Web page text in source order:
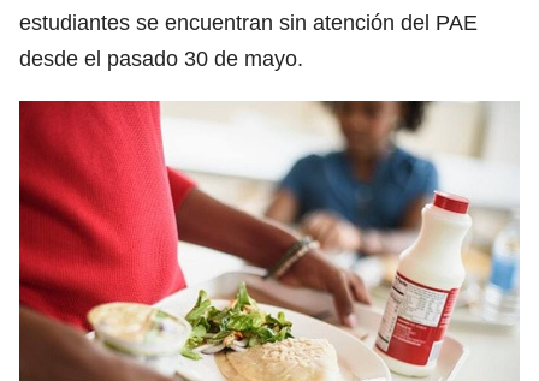
estudiantes se encuentran sin atención del PAE
desde el pasado 30 de mayo.